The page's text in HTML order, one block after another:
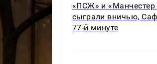
«ПСЖ» и «Манчестер
сыграли вничью,
77-й минуте